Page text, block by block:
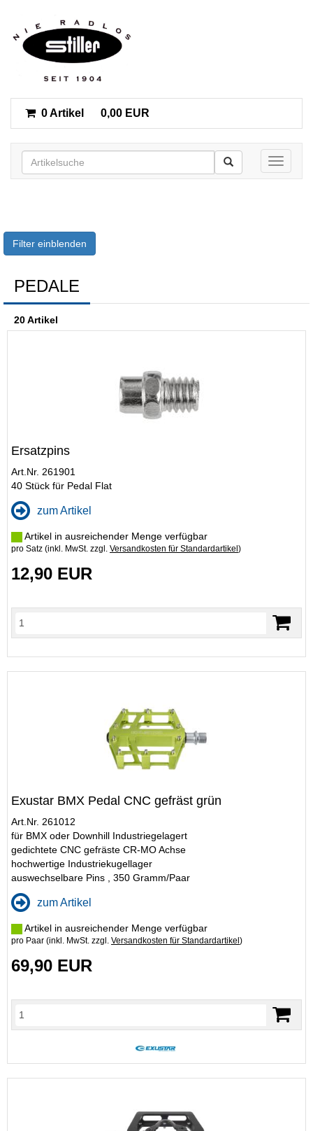
0 Artikel 0,00 EUR
Toggle
Filter einblenden
PEDALE
20 Artikel
Ersatzpins
Art.Nr. 261901
40 Stück für Pedal Flat
zum Artikel
Artikel in ausreichender Menge verfügbar
pro Satz (inkl. MwSt. zzgl. Versandkosten für Standardartikel )
12,90 EUR
Exustar BMX Pedal CNC gefräst grün
Art.Nr. 261012
für BMX oder Downhill Industriegelagert
gedichtete CNC gefräste CR-MO Achse
hochwertige Industriekugellager
auswechselbare Pins , 350 Gramm/Paar
zum Artikel
Artikel in ausreichender Menge verfügbar
pro Paar (inkl. MwSt. zzgl. Versandkosten für Standardartikel )
69,90 EUR